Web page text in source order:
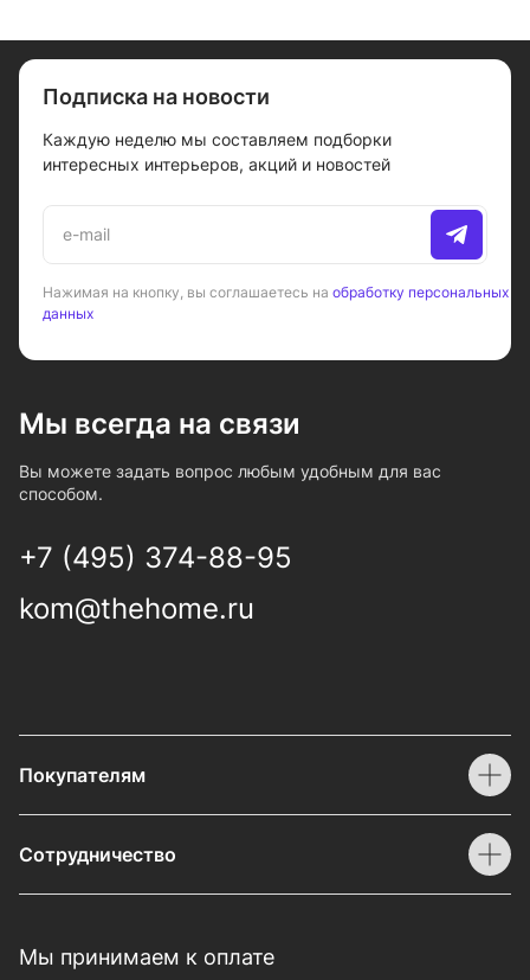
Подписка на новости
Каждую неделю мы составляем подборки
интересных интерьеров, акций и новостей
Нажимая на кнопку, вы соглашаетесь на обработку персональных
данных
Мы всегда на связи
Вы можете задать вопрос любым удобным для вас
способом.
+7 (495) 374-88-95
kom@thehome.ru
Покупателям
Сотрудничество
Мы принимаем к оплате